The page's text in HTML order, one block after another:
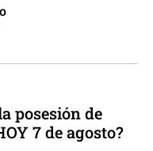
posesión de
7 de agosto?